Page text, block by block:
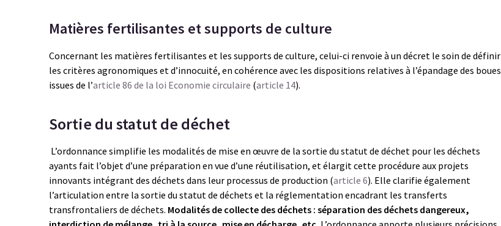
Matières fertilisantes et supports de culture
Concernant les matières fertilisantes et les supports de culture, celui-ci renvoie à un décret le soin de définir
les critères agronomiques et d’innocuité, en cohérence avec les dispositions relatives à l’épandage des boues
issues de l’article 86 de la loi Economie circulaire (article 14).
Sortie du statut de déchet
L’ordonnance simplifie les modalités de mise en œuvre de la sortie du statut de déchet pour les déchets
ayants fait l’objet d’une préparation en vue d’une réutilisation, et élargit cette procédure aux projets
innovants intégrant des déchets dans leur processus de production (article 6). Elle clarifie également
l’articulation entre la sortie du statut de déchets et la réglementation encadrant les transferts
transfrontaliers de déchets. Modalités de collecte des déchets : séparation des déchets dangereux,